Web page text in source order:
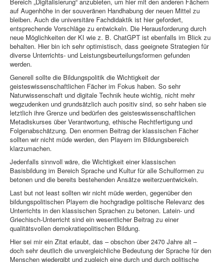
Bereich „Digitalisierung“ anzubieten, um hier mit den anderen Fächern
auf Augenhöhe in der souveränen Handhabung der neuen Mittel zu
bleiben. Auch die universitäre Fachdidaktik ist hier gefordert,
entsprechende Vorschläge zu entwickeln. Die Herausforderung durch
neue Möglichkeiten der KI wie z. B. ChatGPT ist ebenfalls im Blick zu
behalten. Hier bin ich sehr optimistisch, dass geeignete Strategien für
diverse Unterrichts- und Leistungsbeurteilungsformen gefunden
werden.
Generell sollte die Bildungspolitik die Wichtigkeit der
geisteswissenschaftlichen Fächer im Fokus haben. So sehr
Naturwissenschaft und digitale Technik heute wichtig, nicht mehr
wegzudenken und grundsätzlich auch positiv sind, so sehr haben sie
letztlich ihre Grenze und bedürfen des geisteswissenschaftlichen
Metadiskurses über Verantwortung, ethische Rechtfertigung und
Folgenabschätzung. Den enormen Beitrag der klassischen Fächer
sollten wir nicht müde werden, den Playern im Bildungsbereich
klarzumachen.
Jedenfalls sinnvoll wäre, die Wichtigkeit einer klassischen
Basisbildung im Bereich Sprache und Kultur für alle Schulformen zu
betonen und die bereits bestehenden Ansätze weiterzuentwickeln.
Last but not least sollten wir nicht müde werden, gegenüber den
bildungspolitischen Playern die hochgradige politische Relevanz des
Unterrichts in den klassischen Sprachen zu betonen. Latein- und
Griechisch-Unterricht sind ein wesentlicher Beitrag zu einer
qualitätsvollen demokratiepolitischen Bildung.
Hier sei mir ein Zitat erlaubt, das – obschon über 2470 Jahre alt –
doch sehr deutlich die unvergleichliche Bedeutung der Sprache für den
Menschen wiedergibt und zugleich eine durch und durch politische